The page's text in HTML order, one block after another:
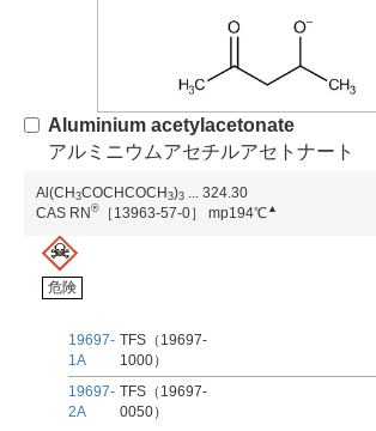
Aluminium acetylacetonate
アルミニウムアセチルアセトナート
Al(CH3COCHCOCH3)3 ... 324.30
CAS RN® ［13963-57-0］ mp194℃ ▲
危険
19697-
1A
TFS（19697-
1000）
19697-
2A
TFS（19697-
0050）